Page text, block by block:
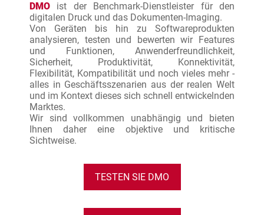
DMO ist der Benchmark-Dienstleister für den
digitalen Druck und das Dokumenten-Imaging.
Von Geräten bis hin zu Softwareprodukten
analysieren, testen und bewerten wir Features
und Funktionen, Anwenderfreundlichkeit,
Sicherheit, Produktivität, Konnektivität,
Flexibilität, Kompatibilität und noch vieles mehr -
alles in Geschäftsszenarien aus der realen Welt
und im Kontext dieses sich schnell entwickelnden
Marktes.
Wir sind vollkommen unabhängig und bieten
Ihnen daher eine objektive und kritische
Sichtweise.
TESTEN SIE DMO